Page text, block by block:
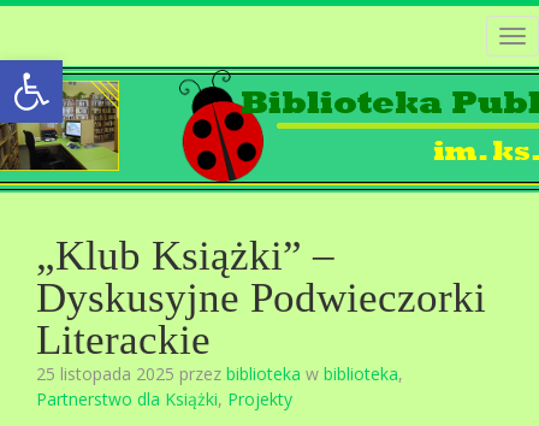
Open toolbar
„Klub Książki” –
Dyskusyjne Podwieczorki
Literackie
25 listopada 2025 przez biblioteka w biblioteka,
Partnerstwo dla Książki, Projekty